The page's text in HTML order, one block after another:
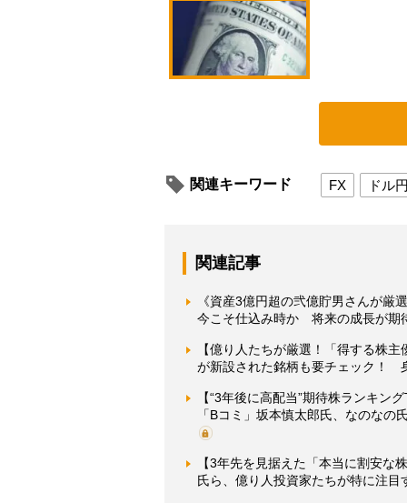
関連キーワード FX ドル
関連記事
《資産3億円超の弐億貯男さんが厳
今こそ仕込み時か 将来の成長が期
【億り人たちが厳選！「得する株
が新設された銘柄も要チェック！
【“3年後に高配当”期待株ランキ
「Bコミ」坂本慎太郎氏、なのな
【3年先を見据えた「本当に割安な
氏ら、億り人投資家たちが特に注